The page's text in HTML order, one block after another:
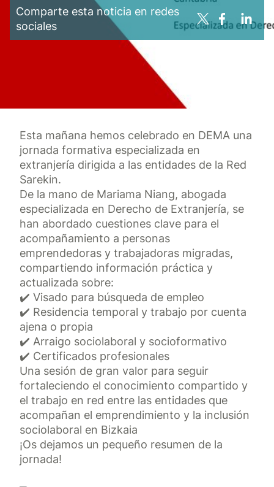
Comparte esta noticia en redes
sociales
Esta mañana hemos celebrado en DEMA una
jornada formativa especializada en
extranjería dirigida a las entidades de la Red
Sarekin.
De la mano de Mariama Niang, abogada
especializada en Derecho de Extranjería, se
han abordado cuestiones clave para el
acompañamiento a personas
emprendedoras y trabajadoras migradas,
compartiendo información práctica y
actualizada sobre:
✔️ Visado para búsqueda de empleo
✔️ Residencia temporal y trabajo por cuenta
ajena o propia
✔️ Arraigo sociolaboral y socioformativo
✔️ Certificados profesionales
Una sesión de gran valor para seguir
fortaleciendo el conocimiento compartido y
el trabajo en red entre las entidades que
acompañan el emprendimiento y la inclusión
sociolaboral en Bizkaia
¡Os dejamos un pequeño resumen de la
jornada!